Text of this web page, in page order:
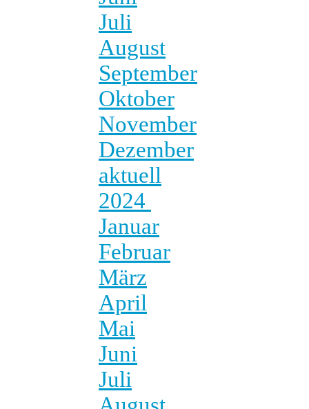
Juli
August
September
Oktober
November
Dezember
aktuell
2024
Januar
Februar
März
April
Mai
Juni
Juli